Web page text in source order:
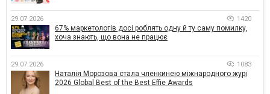
29.07.2026 1420
67% маркетологів досі роблять одну й ту саму помилку,
хоча знають, що вона не працює
29.07.2026 1083
Наталія Морозова стала членкинею міжнародного журі
2026 Global Best of the Best Effie Awards